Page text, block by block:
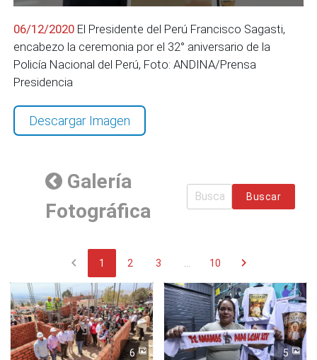
06/12/2020 El Presidente del Perú Francisco Sagasti,
encabezo la ceremonia por el 32° aniversario de la
Policía Nacional del Perú, Foto: ANDINA/Prensa
Presidencia
Descargar Imagen
Galería
Fotográfica
Buscar
chevron_left 1 2 3 10 chevron_right
6 5